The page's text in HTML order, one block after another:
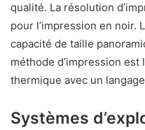
qualité. La résolution
pour l’impression en noir.
capacité de taille
méthode d’impression est
thermique avec un
Systèmes